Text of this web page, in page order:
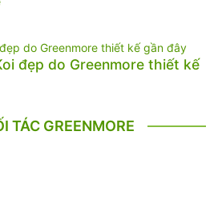
đẹp do Greenmore thiết kế
TÁC GREENMORE